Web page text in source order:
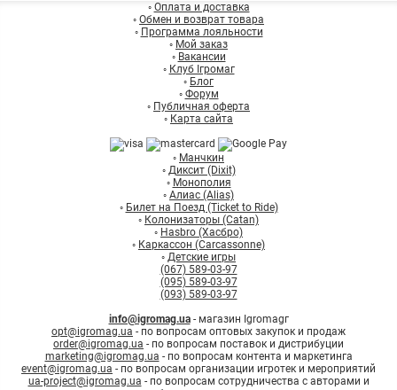
◦ Оплата и доставка
◦ Обмен и возврат товара
◦ Программа лояльности
◦ Мой заказ
◦ Вакансии
◦ Клуб Ігромаг
◦ Блог
◦ Форум
◦ Публичная оферта
◦ Карта сайта
◦ Манчкин
◦ Диксит (Dixit)
◦ Монополия
◦ Алиас (Alias)
◦ Билет на Поезд (Ticket to Ride)
◦ Колонизаторы (Catan)
◦ Hasbro (Хасбро)
◦ Каркассон (Carcassonne)
◦ Детские игры
(067) 589-03-97
(095) 589-03-97
(093) 589-03-97
info@igromag.ua- магазин Igromagг
opt@igromag.ua - по вопросам оптовых закупок и продаж
order@igromag.ua - по вопросам поставок и дистрибуции
marketing@igromag.ua - по вопросам контента и маркетинга
event@igromag.ua - по вопросам организации игротек и мероприятий
ua-project@igromag.ua - по вопросам сотрудничества с авторами и